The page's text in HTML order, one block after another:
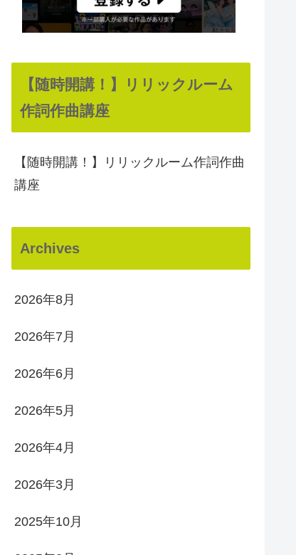
【随時開講！】リリックルーム
作詞作曲講座
【随時開講！】リリックルーム作詞作曲
講座
Archives
2026年8月
2026年7月
2026年6月
2026年5月
2026年4月
2026年3月
2025年10月